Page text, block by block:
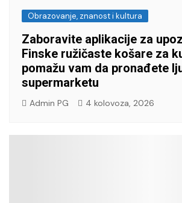
Obrazovanje, znanost i kultura
Zaboravite aplikacije za
Finske ružičaste košare za
pomažu vam da pronađete
supermarketu
Admin PG 4 kolovoza, 2026